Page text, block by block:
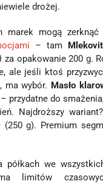
drożej.
marek mogą
– tam
za opakowanie 200 g.
ale jeśli ktoś
ma wybór. Masło
– przydatne do
Najdroższy wariant?
(250 g). Premium
półkach we
limitów